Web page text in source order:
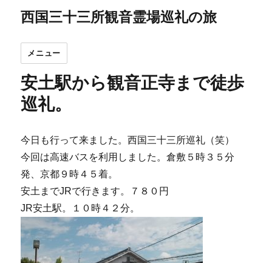
西国三十三所観音霊場巡礼の旅
メニュー
安土駅から観音正寺まで徒歩
巡礼。
今日も行って来ました。西国三十三所巡礼（笑）
今回は高速バスを利用しました。倉敷５時３５分
発、京都９時４５着。
安土までJRで行きます。７８０円
JR安土駅。１０時４２分。